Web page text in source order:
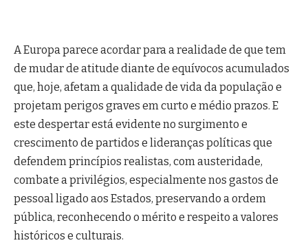
A Europa parece acordar para a realidade de que tem
de mudar de atitude diante de equívocos acumulados
que, hoje, afetam a qualidade de vida da população e
projetam perigos graves em curto e médio prazos. E
este despertar está evidente no surgimento e
crescimento de partidos e lideranças políticas que
defendem princípios realistas, com austeridade,
combate a privilégios, especialmente nos gastos de
pessoal ligado aos Estados, preservando a ordem
pública, reconhecendo o mérito e respeito a valores
históricos e culturais.